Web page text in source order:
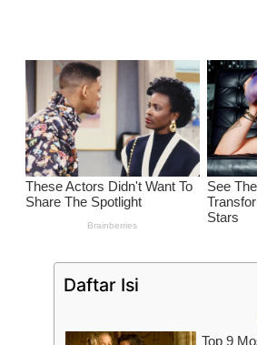
Daftar Isi